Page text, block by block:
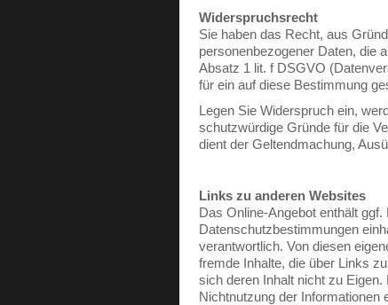
Widerspruchsrecht
Sie haben das Recht, aus
personenbezogener Daten, die
Absatz 1 lit. f DSGVO
für ein auf diese Bestimmung
Legen Sie Widerspruch ein,
schutzwürdige Gründe für die
dient der Geltendmachung,
Links zu anderen Websites
Das Online-Angebot enthält
Datenschutzbestimmungen
verantwortlich. Von diesen
fremde Inhalte, die über Links
sich deren Inhalt nicht zu
Nichtnutzung der Informationen